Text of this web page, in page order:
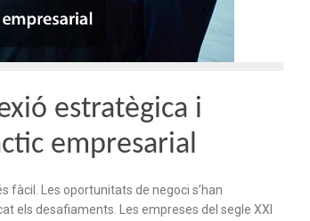
estratègica i
empresarial
fàcil. Les oportunitats de negoci s’han
els desafiaments. Les empreses del segle XXI